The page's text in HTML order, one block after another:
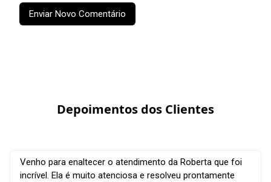
Enviar Novo Comentário
Depoimentos dos Clientes
Venho para enaltecer o atendimento da Roberta que foi
incrível. Ela é muito atenciosa e resolveu prontamente